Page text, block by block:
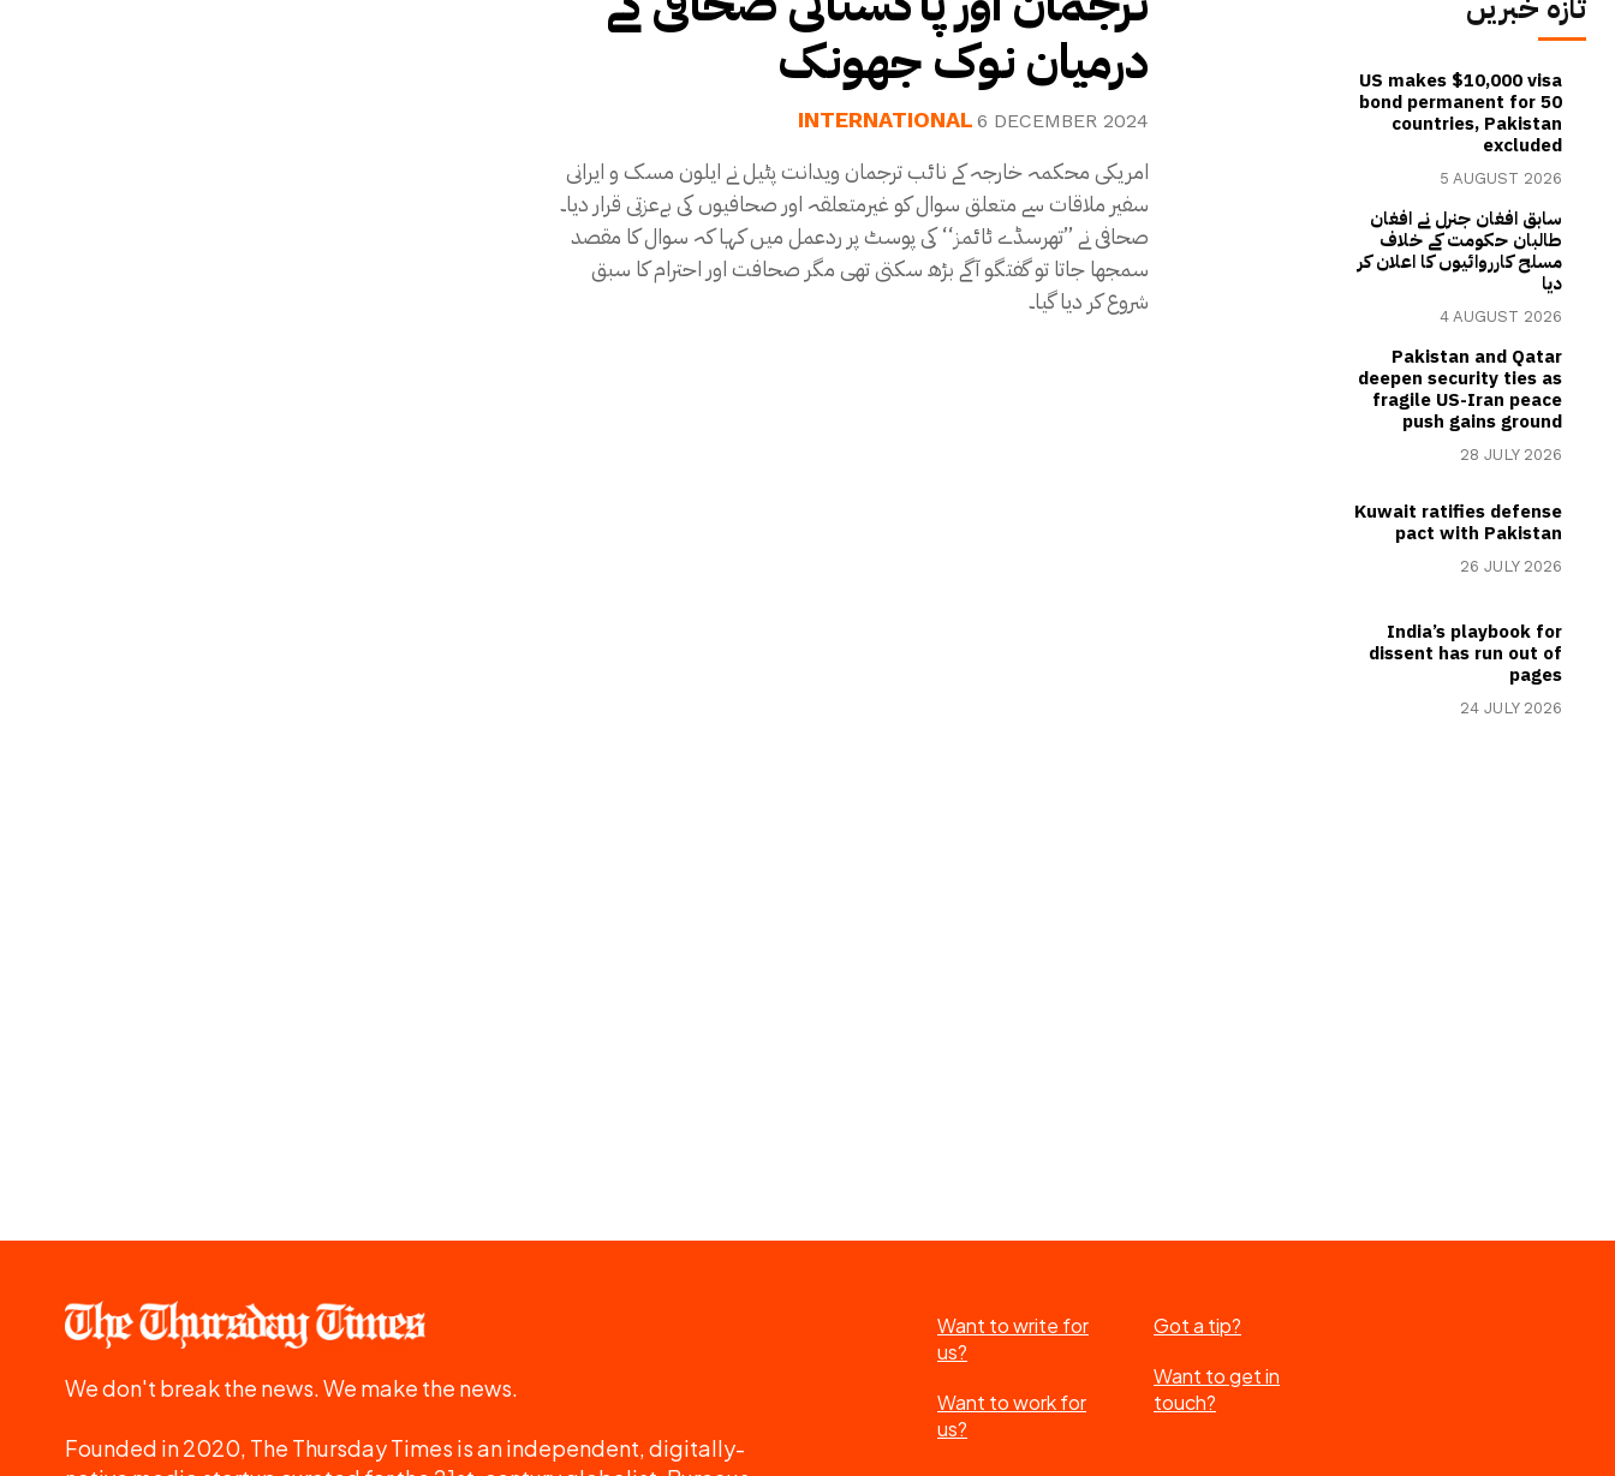
درمیان نوک جھونک
INTERNATIONAL 6 DECEMBER 2024
امریکی محکمہ خارجہ کے نائب ترجمان ویدانت پٹیل نے ایلون مسک و ایرانی
سفیر ملاقات سے متعلق سوال کو غیرمتعلقہ اور صحافیوں کی بےعزتی قرار دیا۔
صحافی نے ’’تھرسڈے ٹائمز‘‘ کی پوسٹ پر ردعمل میں کہا کہ سوال کا مقصد
سمجھا جاتا تو گفتگو آگے بڑھ سکتی تھی مگر صحافت اور احترام کا سبق
شروع کر دیا گیا۔
US makes $10,000 visa
bond permanent for 50
countries, Pakistan
excluded
5 AUGUST 2026
سابق افغان جنرل نے افغان
طالبان حکومت کے خلاف
مسلح کارروائیوں کا اعلان کر
دیا
4 AUGUST 2026
Pakistan and Qatar
deepen security ties as
fragile US-Iran peace
push gains ground
28 JULY 2026
Kuwait ratifies defense
pact with Pakistan
26 JULY 2026
India’s playbook for
dissent has run out of
pages
24 JULY 2026
We don't break the news. We make the news.
Founded in 2020, The Thursday Times is an independent, digitally-
Want to write for
us?
Want to work for
us?
Got a tip?
Want to get in
touch?